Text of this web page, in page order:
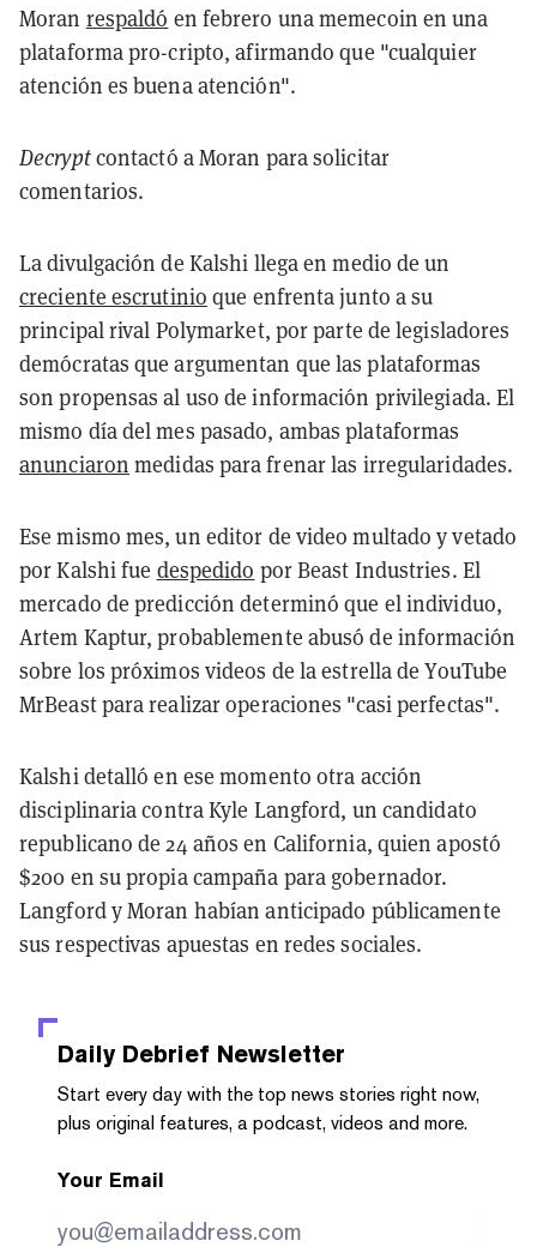
Moran respaldó en febrero una memecoin en una
plataforma pro-cripto, afirmando que "cualquier
atención es buena atención".
Decryptcontactó a Moran para solicitar
comentarios.
La divulgación de Kalshi llega en medio de un
creciente escrutinio que enfrenta junto a su
principal rival Polymarket, por parte de legisladores
demócratas que argumentan que las plataformas
son propensas al uso de información privilegiada. El
mismo día del mes pasado, ambas plataformas
anunciaron medidas para frenar las irregularidades.
Ese mismo mes, un editor de video multado y vetado
por Kalshi fue despedido por Beast Industries. El
mercado de predicción determinó que el individuo,
Artem Kaptur, probablemente abusó de información
sobre los próximos videos de la estrella de YouTube
MrBeast para realizar operaciones "casi perfectas".
Kalshi detalló en ese momento otra acción
disciplinaria contra Kyle Langford, un candidato
republicano de 24 años en California, quien apostó
$200 en su propia campaña para gobernador.
Langford y Moran habían anticipado públicamente
sus respectivas apuestas en redes sociales.
Daily Debrief Newsletter
Start every day with the top news stories right now,
plus original features, a podcast, videos and more.
Your Email